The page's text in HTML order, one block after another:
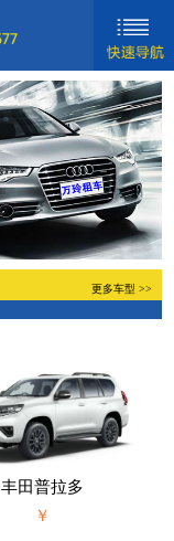
更多车型 >>
丰田普拉多
￥
新闻动态
车型分类
关于我们
帮助中心